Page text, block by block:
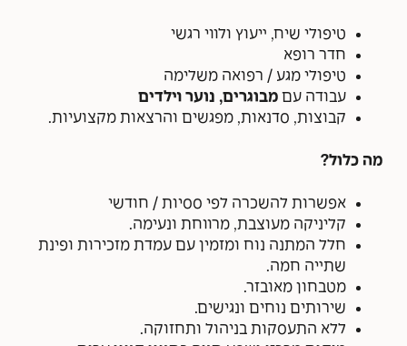
טיפולי שיח, ייעוץ ולווי רגשי
חדר רופא
טיפולי מגע / רפואה משלימה
עבודה עם מבוגרים, נוער וילדים
קבוצות, סדנאות, מפגשים והרצאות מקצועיות.
מה כלול?
אפשרות להשכרה לפי ססיות / חודשי
קליניקה מעוצבת, מרווחת ונעימה.
חלל המתנה נוח ומזמין עם עמדת מזכירות ופינת
שתייה חמה.
מטבחון מאובזר.
שירותים נוחים ונגישים.
ללא התעסקות בניהול ותחזוקה.